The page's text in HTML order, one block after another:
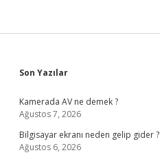
Sidebar
Son Yazılar
Kamerada AV ne demek ?
Ağustos 7, 2026
Bilgisayar ekranı neden gelip gider ?
Ağustos 6, 2026